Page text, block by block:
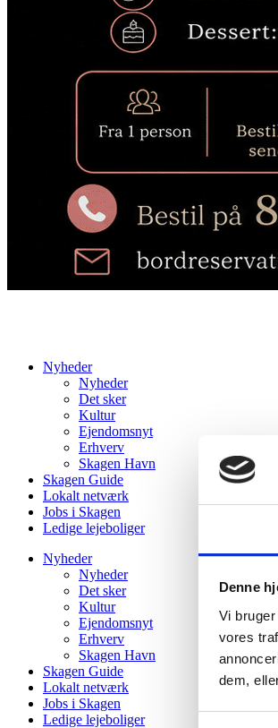
Denne
Vi
vores
dem,
Nyheder
Nyheder
Det sker
Kultur
Ejendomsnyt
Erhverv
Skagen Havn
Skagen Guide
Lokalt netværk
Jobs i Skagen
Ledige lejeboliger
Nyheder
Nyheder
Det sker
Kultur
Ejendomsnyt
Erhverv
Skagen Havn
Skagen Guide
Lokalt netværk
Jobs i Skagen
Ledige lejeboliger